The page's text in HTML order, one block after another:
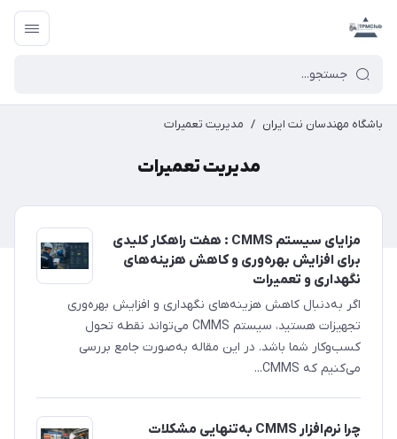
باشگاه مهندسان نت ایران / مدیریت تعمیرات
مدیریت تعمیرات
مزایای سیستم CMMS : هفت راهکار کلیدی
برای افزایش بهره‌وری و کاهش هزینه‌های
نگهداری و تعمیرات
اگر به‌دنبال کاهش هزینه‌های نگهداری و افزایش بهره‌وری
تجهیزات هستید، سیستم CMMS می‌تواند نقطه تحول
کسب‌وکار شما باشد. در این مقاله به‌صورت جامع بررسی
می‌کنیم که CMMS...
چرا نرم‌افزار CMMS به‌تنهایی مشکلات